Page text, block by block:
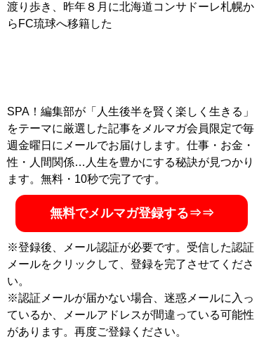
渡り歩き、昨年８月に北海道コンサドーレ札幌か
らFC琉球へ移籍した
SPA！編集部が「人生後半を賢く楽しく生きる」
をテーマに厳選した記事をメルマガ会員限定で毎
週金曜日にメールでお届けします。仕事・お金・
性・人間関係…人生を豊かにする秘訣が見つかり
ます。無料・10秒で完了です。
無料でメルマガ登録する⇒⇒
※登録後、メール認証が必要です。受信した認証
メールをクリックして、登録を完了させてくださ
い。
※認証メールが届かない場合、迷惑メールに入っ
ているか、メールアドレスが間違っている可能性
があります。再度ご登録ください。